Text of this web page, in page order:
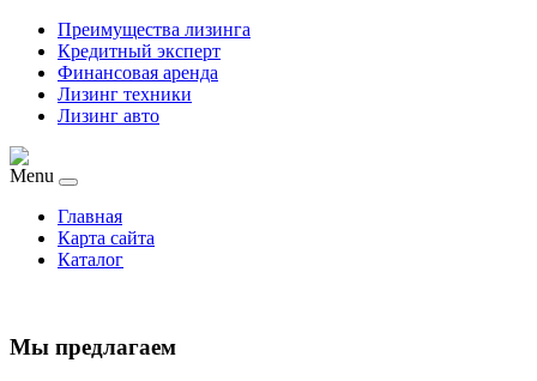
Преимущества лизинга
Кредитный эксперт
Финансовая аренда
Лизинг техники
Лизинг авто
Menu
Главная
Карта сайта
Каталог
Мы предлагаем